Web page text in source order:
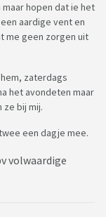
hopen dat ie het
aardige vent en
me geen zorgen uit
zaterdags
het avondeten maar
ze bij mij.
een dagje mee.
volwaardige